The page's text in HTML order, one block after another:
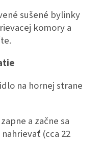
sušené bylinky
komory a
na hornej strane
a začne sa
(cca 22